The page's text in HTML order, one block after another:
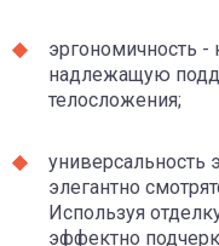
эргономичность -
надлежащую
телосложения;
универсальность
элегантно
Используя
эффектно